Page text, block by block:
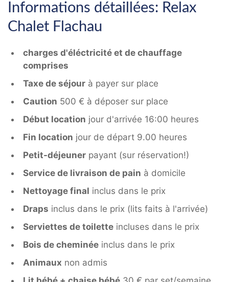
Informations détaillées: Relax
Chalet Flachau
charges d'éléctricité et de chauffage
comprises
Taxe de séjour à payer sur place
Caution 500 € à déposer sur place
Début location jour d'arrivée 16:00 heures
Fin location jour de départ 9.00 heures
Petit-déjeuner payant (sur réservation!)
Service de livraison de pain à domicile
Nettoyage final inclus dans le prix
Draps inclus dans le prix (lits faits à l'arrivée)
Serviettes de toilette incluses dans le prix
Bois de cheminée inclus dans le prix
Animaux non admis